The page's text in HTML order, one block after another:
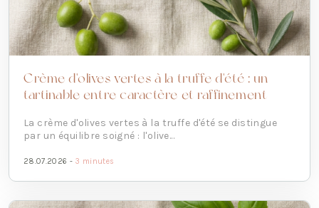
Crème d'olives vertes à la truffe d'été : un
tartinable entre caractère et raffinement
La crème d'olives vertes à la truffe d'été se distingue
par un équilibre soigné : l'olive...
28.07.2026 - 3 minutes